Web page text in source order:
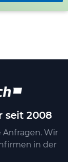
seit 2008
Wir
in der